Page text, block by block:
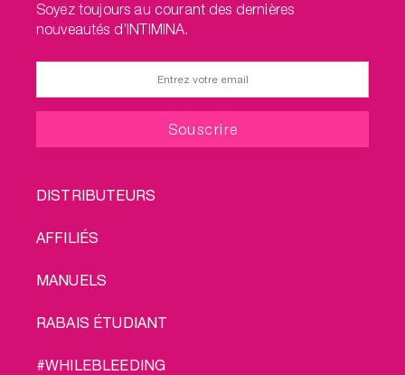
Soyez toujours au courant des dernières
nouveautés d’INTIMINA.
FOOTER
DISTRIBUTEURS
AFFILIÉS
MANUELS
RABAIS ÉTUDIANT
#WHILEBLEEDING